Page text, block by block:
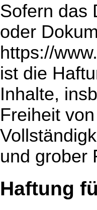
Sofern das
oder
https://
ist die
Inhalte,
Freiheit
und grober
Haftung